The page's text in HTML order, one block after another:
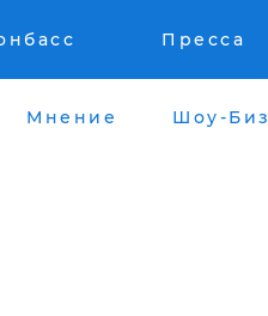
Пресса
Мнение Шоу-Биз